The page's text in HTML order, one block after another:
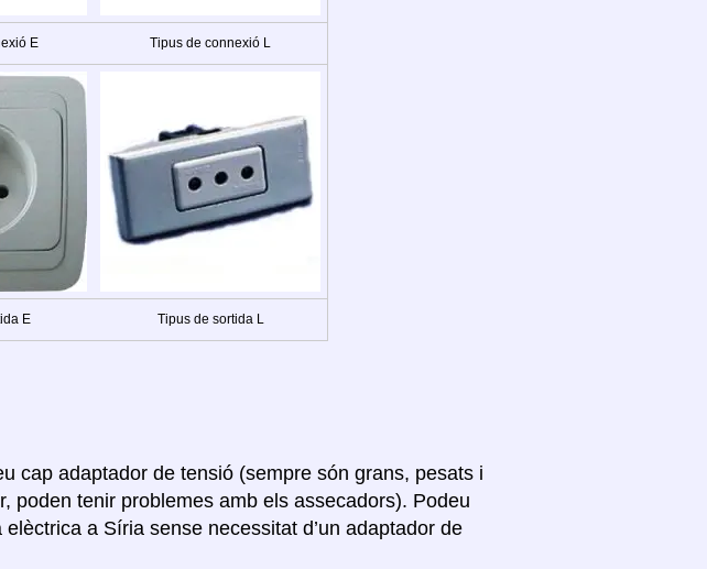
E Tipus de connexió L
E Tipus de sortida L
cap adaptador de tensió (sempre són grans, pesats i
poden tenir problemes amb els assecadors). Podeu
a Síria sense necessitat d’un adaptador de